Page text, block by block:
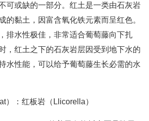
可或缺的一部分。红土是一类由石灰岩
的黏土，因富含氧化铁元素而呈红色。
排水性极佳，非常适合葡萄藤向下扎
，红土之下的石灰岩层因受到地下水的
水性能，可以给予葡萄藤生长必需的水
）：红板岩（Llicorella）